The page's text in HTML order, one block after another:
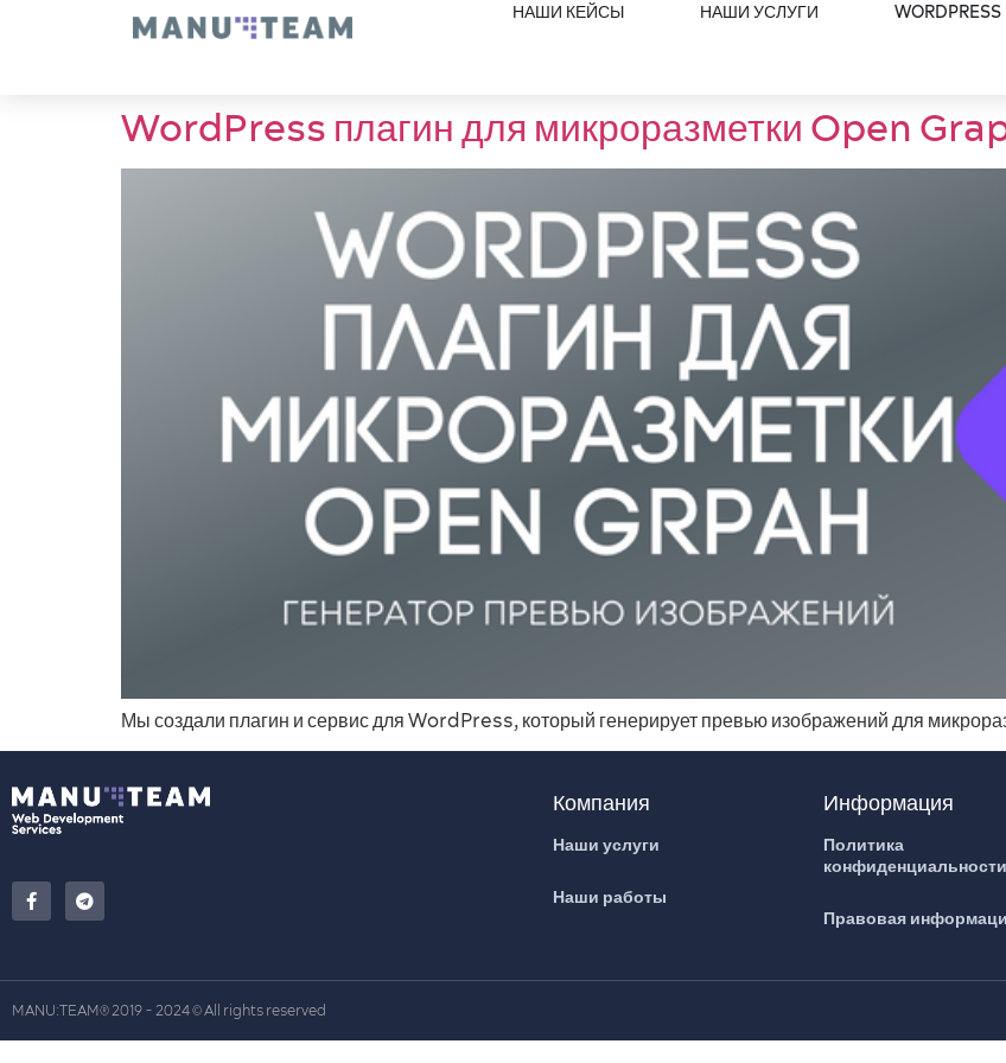
НАШИ КЕЙСЫ НАШИ УСЛУГИ WORDPRESS
WordPress плагин для микроразметки Open
Мы создали плагин и сервис для WordPress, который генерирует превью изображений для
Компания
Наши услуги
Наши работы
Информация
Политика
конфиденциальности
Правовая
MANU:TEAM® 2019 - 2024©All rights reserved